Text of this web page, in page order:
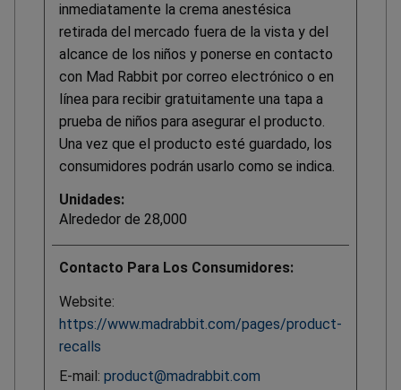
inmediatamente la crema anestésica
retirada del mercado fuera de la vista y del
alcance de los niños y ponerse en contacto
con Mad Rabbit por correo electrónico o en
línea para recibir gratuitamente una tapa a
prueba de niños para asegurar el producto.
Una vez que el producto esté guardado, los
consumidores podrán usarlo como se indica.
Unidades:
Alrededor de 28,000
Contacto Para Los Consumidores:
Website:
https://www.madrabbit.com/pages/product-
recalls
E-mail: product@madrabbit.com